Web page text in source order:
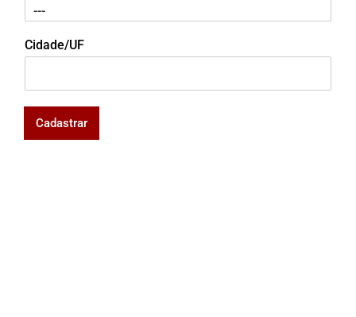
Cidade/UF
Cadastrar